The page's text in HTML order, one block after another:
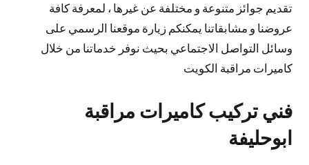
تقديم جوائز متنوعة و مختلفة عن غيرها ، لمعرفة كافة
عروضنا و مشابقاتنا يمكنكم زيارة موقعنا الرسمي على
وسائل التواصل الاجتماعي بحيث نوفر خدماتنا من خلال
كاميرات مراقبة الكويت
فني تركيب كاميرات مراقبة
ابوحليفة